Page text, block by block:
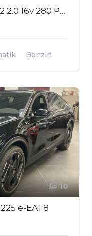
ALFA ROMEO Stelvio My22 2.0 16v 280 Ps At8 Q4 Veloce Paket
Benzin
10
e-EAT8